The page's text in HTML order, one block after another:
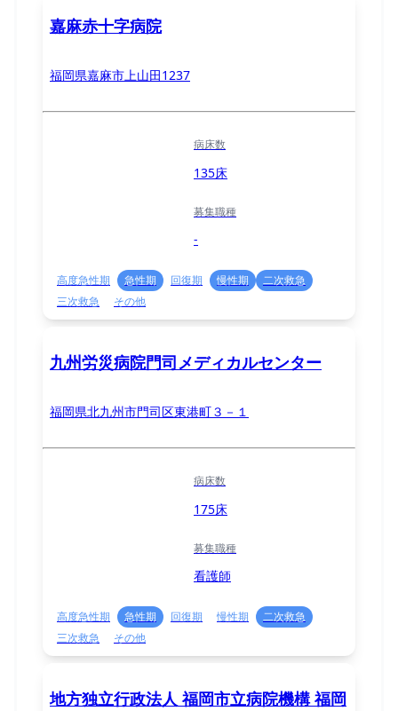
嘉麻赤十字病院
福岡県嘉麻市上山田1237
病床数
135床
募集職種
-
高度急性期 急性期 回復期 慢性期
二次救急
三次救急
その他
九州労災病院門司メディカルセンター
福岡県北九州市門司区東港町３－１
病床数
175床
募集職種
看護師
高度急性期 急性期 回復期 慢性期
二次救急
三次救急
その他
地方独立行政法人 福岡市立病院機構 福岡